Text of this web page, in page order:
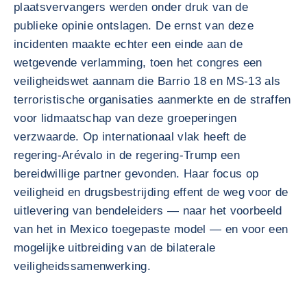
plaatsvervangers werden onder druk van de
publieke opinie ontslagen. De ernst van deze
incidenten maakte echter een einde aan de
wetgevende verlamming, toen het congres een
veiligheidswet aannam die Barrio 18 en MS-13 als
terroristische organisaties aanmerkte en de straffen
voor lidmaatschap van deze groeperingen
verzwaarde. Op internationaal vlak heeft de
regering-Arévalo in de regering-Trump een
bereidwillige partner gevonden. Haar focus op
veiligheid en drugsbestrijding effent de weg voor de
uitlevering van bendeleiders — naar het voorbeeld
van het in Mexico toegepaste model — en voor een
mogelijke uitbreiding van de bilaterale
veiligheidssamenwerking.